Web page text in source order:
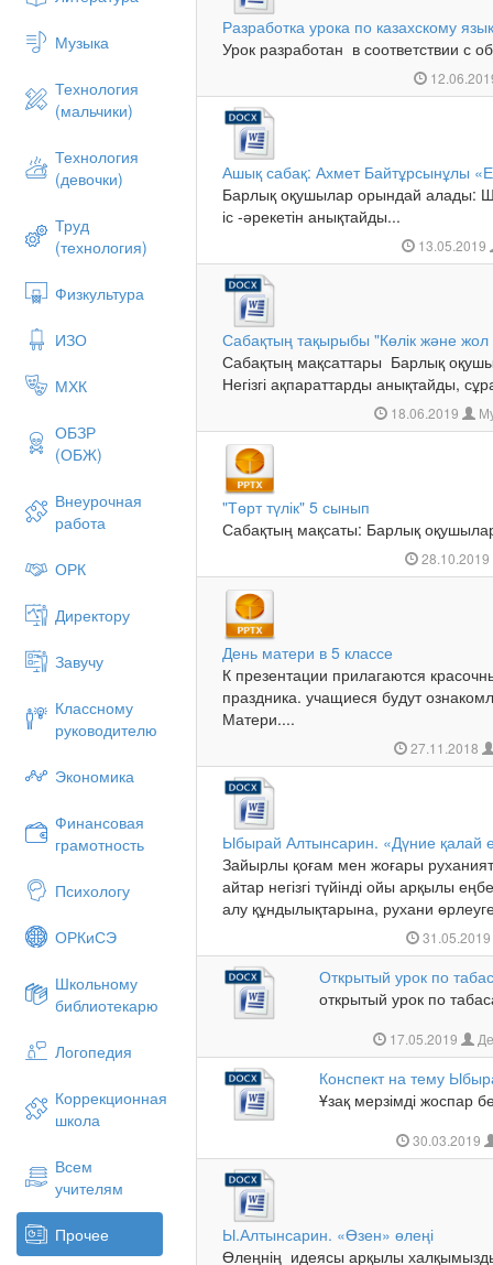
Музыка
Технология
(мальчики)
Технология
(девочки)
Труд
(технология)
Физкультура
ИЗО
МХК
ОБЗР
(ОБЖ)
Внеурочная
работа
ОРК
Директору
Завучу
Классному
руководителю
Экономика
Финансовая
грамотность
Психологу
ОРКиСЭ
Школьному
библиотекарю
Логопедия
Коррекционная
школа
Всем
учителям
Прочее
Разработка урока по казахскому
Урок разработан в соответствии с
Ашық сабақ: Ахмет Байтұрсынұлы
Барлық оқушылар орындай алады:
іс -әрекетін анықтайды...
13.05.2019
Сабақтың тақырыбы "Көлік және жол
Сабақтың мақсаттары Барлық
Негізгі ақпараттарды анықтайды,
18.06.2019
"Төрт түлік" 5 сынып
Сабақтың мақсаты: Барлық
28.10.2019
День матери в 5 классе
К презентации прилагаются
праздника. учащиеся будут
Матери....
27.11.2018
Ыбырай Алтынсарин. «Дүние қалай
Зайырлы қоғам мен жоғары
айтар негізгі түйінді ойы арқылы
алу құндылықтарына, рухани
Открытый урок по
открытый урок по
17.05.2019
Конспект на тему
Ұзақ мерзімді жоспар
30.03.2019
Ы.Алтынсарин. «Өзен» өлеңі
Өлеңнің идеясы арқылы